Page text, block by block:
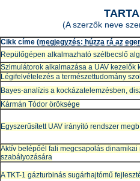
(A szerzők neve
Cikk címe (megjegyzés: húzza rá az
Repülőgépen alkalmazható szélbecslő
Szimulátorok alkalmazása a UAV kezelők
Légifelvételezés a természettudomány
Bayes-analízis a kockázatelemzésben,
Kármán Tódor öröksége
Egyszerűsített UAV irányító rendszer
Aktív belépőél fali megcsapolás
szabályozására
A TKT-1 gázturbinás sugárhajtómű